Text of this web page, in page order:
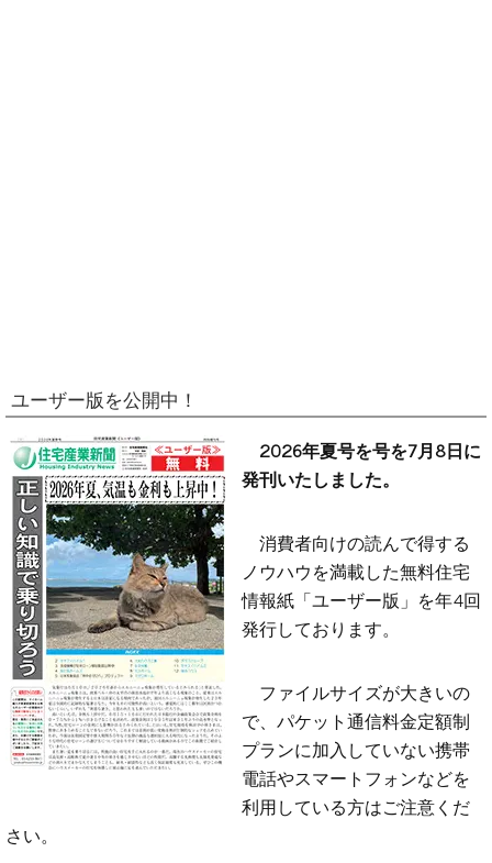
ユーザー版を公開中！
2026年夏号を号を7月8日に
発刊いたしました。
消費者向けの読んで得する
ノウハウを満載した無料住宅
情報紙「ユーザー版」を年4回
発行しております。
ファイルサイズが大きいの
で、パケット通信料金定額制
プランに加入していない携帯
電話やスマートフォンなどを
利用している方はご注意くだ
さい。